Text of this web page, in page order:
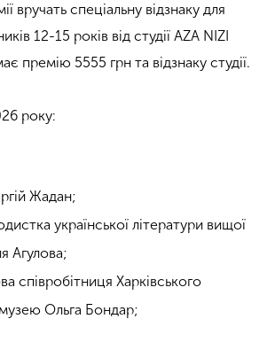
вручать спеціальну відзнаку для
12-15 років від студії AZA NIZI
премію 5555 грн та відзнаку студії.
року:
Жадан;
української літератури вищої
Агулова;
співробітниця Харківського
Ольга Бондар;